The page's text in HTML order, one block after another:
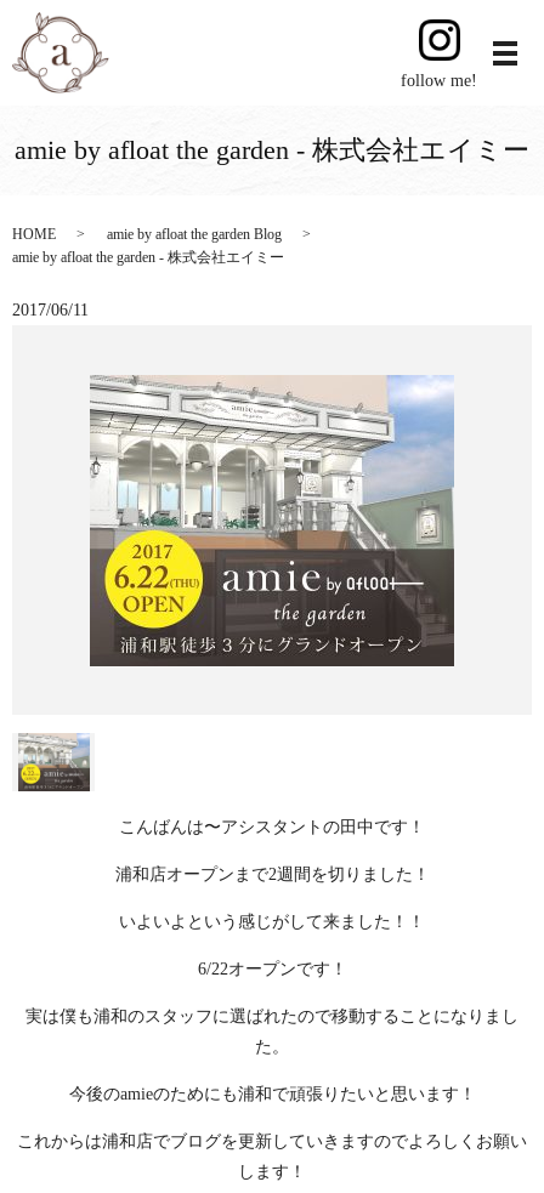
follow me!
amie by afloat the garden - 株式会社エイミー
HOME
amie by afloat the garden Blog
amie by afloat the garden - 株式会社エイミー
2017/06/11
こんばんは〜アシスタントの田中です！
浦和店オープンまで2週間を切りました！
いよいよという感じがして来ました！！
6/22オープンです！
実は僕も浦和のスタッフに選ばれたので移動することになりまし
た。
今後のamieのためにも浦和で頑張りたいと思います！
これからは浦和店でブログを更新していきますのでよろしくお願い
します！